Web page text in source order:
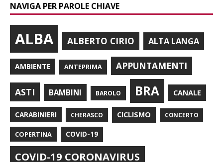
NAVIGA PER PAROLE CHIAVE
ALBA ALBERTO CIRIO ALTA LANGA
AMBIENTE ANTEPRIMA APPUNTAMENTI
ASTI BAMBINI BAROLO BRA CANALE
CARABINIERI CHERASCO CICLISMO CONCERTO
COPERTINA COVID-19
COVID-19 CORONAVIRUS